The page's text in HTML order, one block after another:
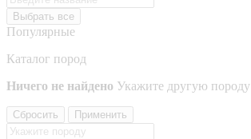
Выбрать все
Популярные
Каталог пород
Ничего не найдено Укажите другую породу
Сбросить Применить